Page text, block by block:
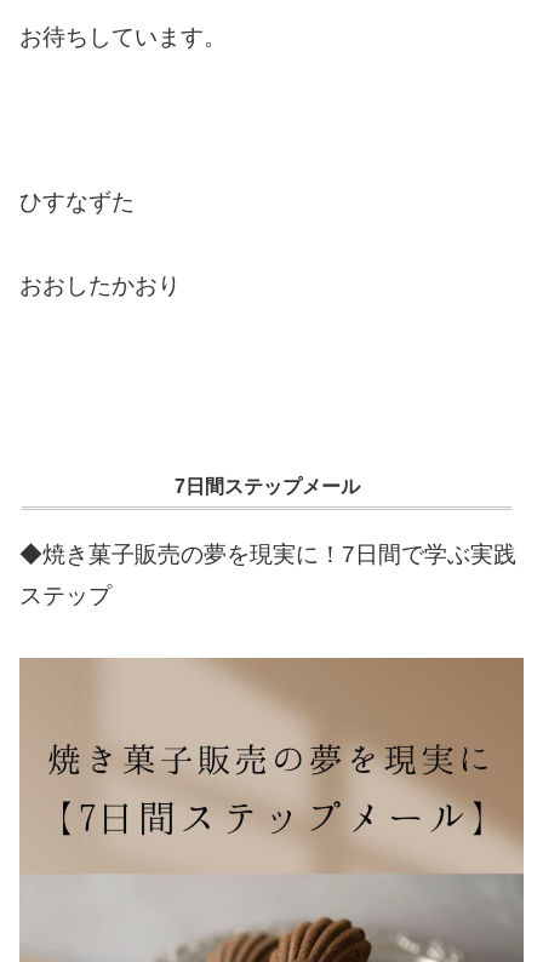
お待ちしています。
ひすなずた
おおしたかおり
7日間ステップメール
◆焼き菓子販売の夢を現実に！7日間で学ぶ実践
ステップ